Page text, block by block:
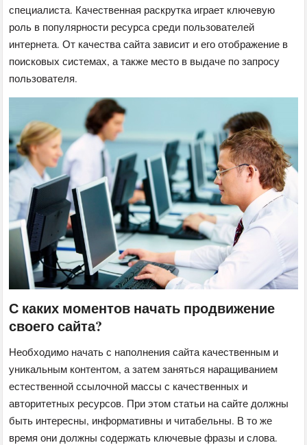
специалиста. Качественная раскрутка играет ключевую
роль в популярности ресурса среди пользователей
интернета. От качества сайта зависит и его отображение в
поисковых системах, а также место в выдаче по запросу
пользователя.
С каких моментов начать продвижение
своего сайта?
Необходимо начать с наполнения сайта качественным и
уникальным контентом, а затем заняться наращиванием
естественной ссылочной массы с качественных и
авторитетных ресурсов. При этом статьи на сайте должны
быть интересны, информативны и читабельны. В то же
время они должны содержать ключевые фразы и слова.